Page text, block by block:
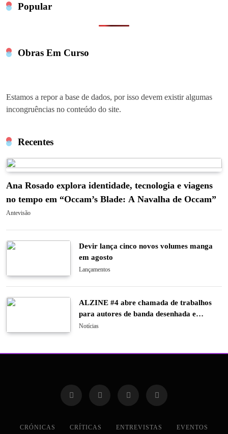
Popular
Obras Em Curso
Estamos a repor a base de dados, por isso devem existir algumas
incongruências no conteúdo do site.
Recentes
Ana Rosado explora identidade, tecnologia e viagens
no tempo em “Occam’s Blade: A Navalha de Occam”
Antevisão
Devir lança cinco novos volumes manga
em agosto
Lançamentos
ALZINE #4 abre chamada de trabalhos
para autores de banda desenhada e
ilustração
Notícias
CRÓNICAS CRÍTICAS ENTREVISTAS EVENTOS